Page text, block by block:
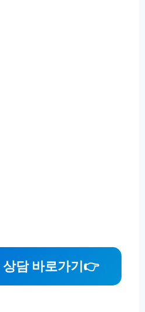
담 바로가기👉